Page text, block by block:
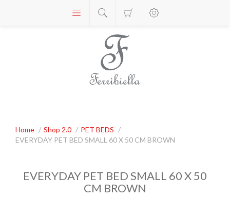
Home / Shop 2.0 / PET BEDS /
EVERYDAY PET BED SMALL 60 X 50 CM BROWN
EVERYDAY PET BED SMALL 60 X 50
CM BROWN